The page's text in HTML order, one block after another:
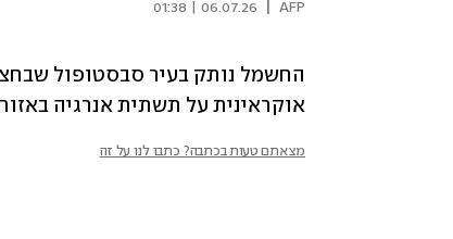
AFP
06.07.26 | 01:38
אוקראינית על תשתית אנרגיה
מצאתם טעות בכתבה? כתבו לנו על זה